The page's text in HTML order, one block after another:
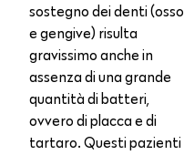
sostegno dei denti (osso
e gengive) risulta
gravissimo anche in
assenza di una grande
quantità di batteri,
ovvero di placca e di
tartaro. Questi pazienti